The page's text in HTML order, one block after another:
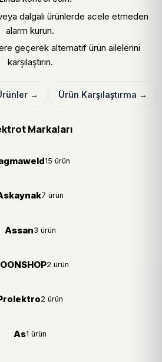
dalgalı ürünlerde acele etmeden
alarm kurun.
geçerek alternatif ürün ailelerini
karşılaştırın.
→ Ürün Karşılaştırma →
Markaları
15 ürün
7 ürün
Assan3 ürün
2 ürün
2 ürün
As1 ürün